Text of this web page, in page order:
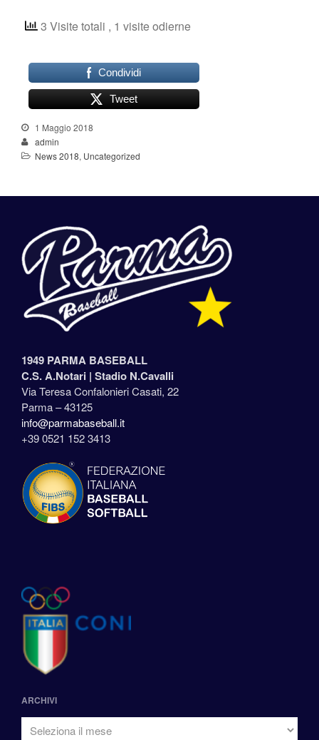
3 Visite totali , 1 visite odierne
Condividi
Tweet
1 Maggio 2018
admin
News 2018, Uncategorized
1949 PARMA BASEBALL
C.S. A.Notari | Stadio N.Cavalli
Via Teresa Confalonieri Casati, 22
Parma – 43125
info@parmabaseball.it
+39 0521 152 3413
ARCHIVI